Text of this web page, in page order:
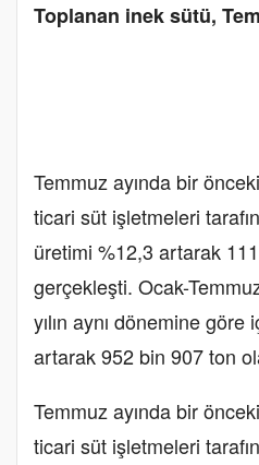
Toplanan inek sütü,
Temmuz ayında bir
ticari süt işletmeleri
üretimi %12,3 artarak
gerçekleşti. Ocak-
yılın aynı dönemine
artarak 952 bin 907 ton
Temmuz ayında bir
ticari süt işletmeleri